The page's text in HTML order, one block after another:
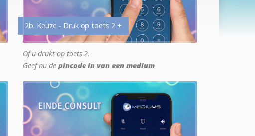
2b. Keuze - Druk op toets 2 +
Of u drukt op toets 2.
Geef nu de pincode in van een medium